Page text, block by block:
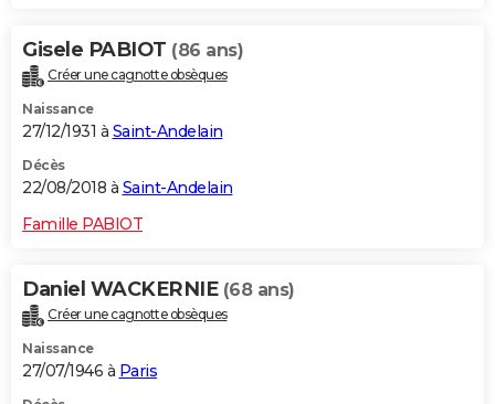
Gisele PABIOT (86 ans)
Créer une cagnotte obsèques
Naissance
27/12/1931 à Saint-Andelain
Décès
22/08/2018 à Saint-Andelain
Famille PABIOT
Daniel WACKERNIE (68 ans)
Créer une cagnotte obsèques
Naissance
27/07/1946 à Paris